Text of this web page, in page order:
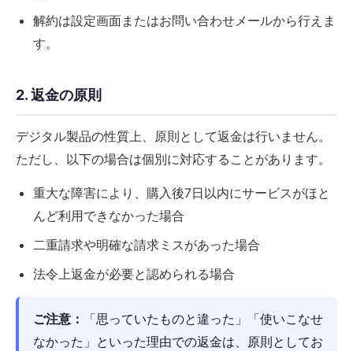
解約は設定画面またはお問い合わせメールから行えま
す。
2. 返金の原則
デジタル製品の性質上、原則として返金は行いません。
ただし、以下の場合は個別に対応することがあります。
重大な障害により、購入後7日以内にサービスがほと
んど利用できなかった場合
二重請求や明確な請求ミスがあった場合
法令上返金が必要と認められる場合
ご注意：
「思っていたものと違った」「使いこなせ
なかった」といった理由での返金は、原則としてお